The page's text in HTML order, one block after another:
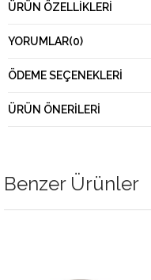
ÜRÜN ÖZELLIKLERI
YORUMLAR(0)
ÖDEME SEÇENEKLERI
ÜRÜN ÖNERILERI
Benzer Ürünler